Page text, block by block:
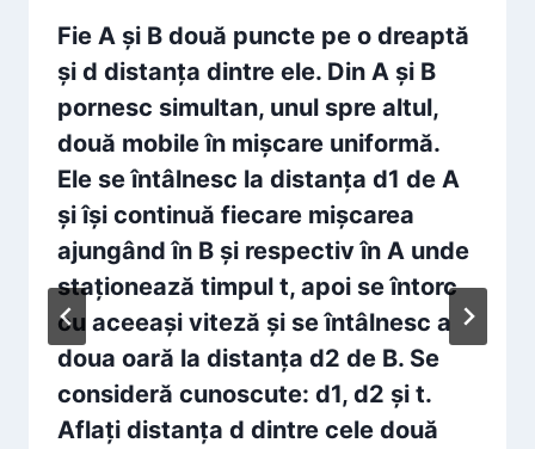
Fie A şi B două puncte pe o dreaptă
şi d distanţa dintre ele. Din A şi B
pornesc simultan, unul spre altul,
două mobile în mişcare uniformă.
Ele se întâlnesc la distanţa d1 de A
şi îşi continuă fiecare mişcarea
ajungând în B şi respectiv în A unde
staţionează timpul t, apoi se întorc
cu aceeaşi viteză şi se întâlnesc a
doua oară la distanța d2 de B. Se
consideră cunoscute: d1, d2 şi t.
Aflaţi distanţa d dintre cele două